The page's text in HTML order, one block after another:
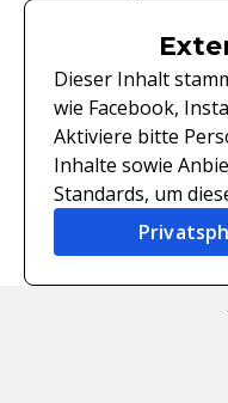
Dieser Inhalt
wie Facebook,
Aktiviere bitte
Inhalte sowie
Standards, um